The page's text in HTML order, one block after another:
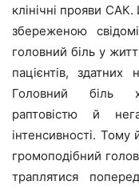
клінічні прояви
збереженою
головний біль у
пацієнтів, здатних
Головний біль
раптовістю й
інтенсивності.
громоподібний
траплятися